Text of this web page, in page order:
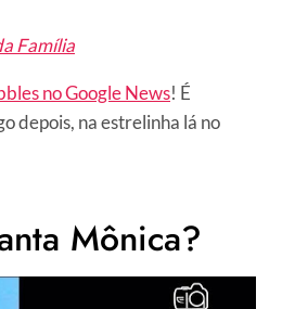
Família
no Google News! É
depois, na estrelinha lá no
Mônica?